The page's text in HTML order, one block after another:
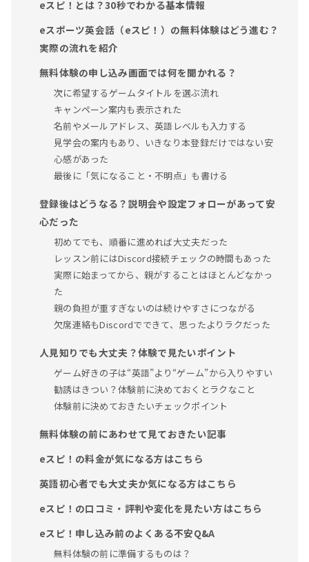
eスピ！とは？30秒でわかる基本情報
eスポーツ英会話（eスピ！）の無料体験はどう進む？
実際の流れを紹介
無料体験の申し込み画面では何を聞かれる？
次に希望するゲームタイトルを選ぶ流れ
キャンペーン案内も表示された
名前やメールアドレス、英語レベルも入力する
見学会の案内もあり、いきなり本登録だけではない安
心感があった
最後に「気になること・不明点」も書ける
登録後はどうなる？説明会や設定フォローがあって安
心だった
初めてでも、順番に進めれば大丈夫だった
レッスン前にはDiscord接続チェックの時間もあった
実際に始まってから、親がすることはほとんどなかっ
た
親の負担が重すぎないのは続けやすさにつながる
欠席連絡もDiscordでできて、思ったよりラクだった
人見知りでも大丈夫？体験で見たいポイント
ゲーム好きの子は“英語”より“ゲーム”から入りやすい
勧誘はきつい？体験前に決めておくとラクなこと
体験前に決めておきたいチェックポイント
無料体験の前にあわせて見ておきたい記事
eスピ！の料金が気になる方はこちら
英語初心者でも大丈夫か気になる方はこちら
eスピ！の口コミ・評判や変化を見たい方はこちら
eスピ！申し込み前のよくある不安Q&A
無料体験の前に準備するものは？